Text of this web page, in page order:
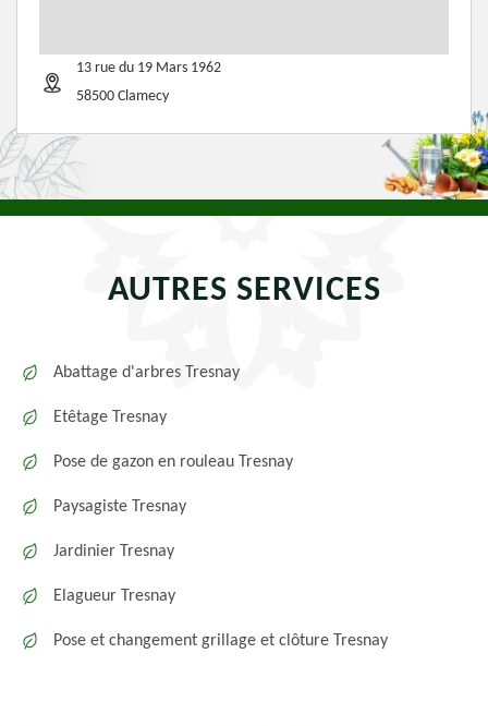
13 rue du 19 Mars 1962
58500 Clamecy
AUTRES SERVICES
Abattage d'arbres Tresnay
Etêtage Tresnay
Pose de gazon en rouleau Tresnay
Paysagiste Tresnay
Jardinier Tresnay
Elagueur Tresnay
Pose et changement grillage et clôture Tresnay